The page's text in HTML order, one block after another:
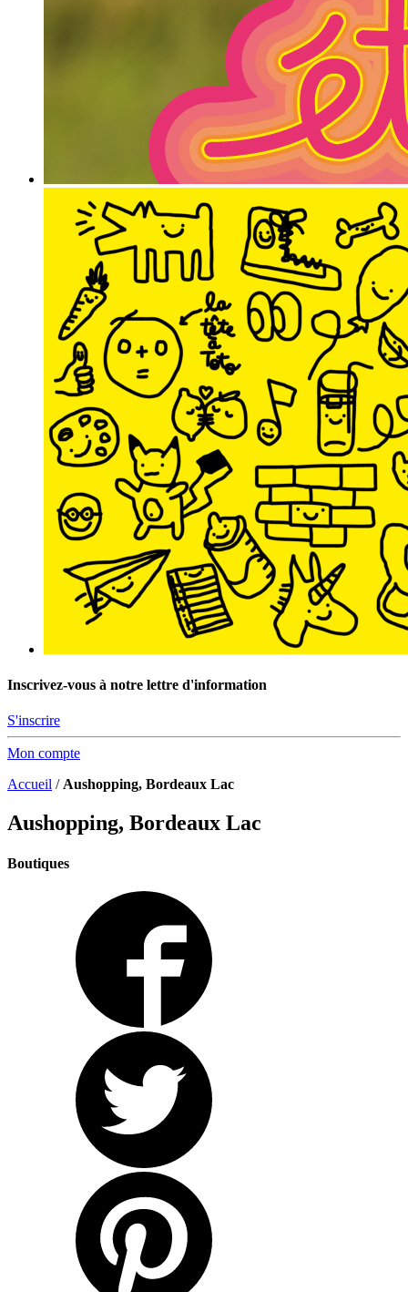
Inscrivez-vous à notre lettre d'information
S'inscrire
Mon compte
Accueil /Aushopping, Bordeaux Lac
Aushopping, Bordeaux Lac
Boutiques